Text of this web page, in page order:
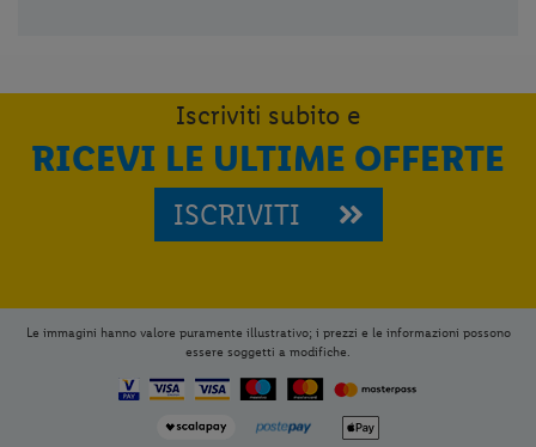
Iscriviti subito e
RICEVI LE ULTIME OFFERTE
ISCRIVITI
Le immagini hanno valore puramente illustrativo; i prezzi e le informazioni possono
essere soggetti a modifiche.